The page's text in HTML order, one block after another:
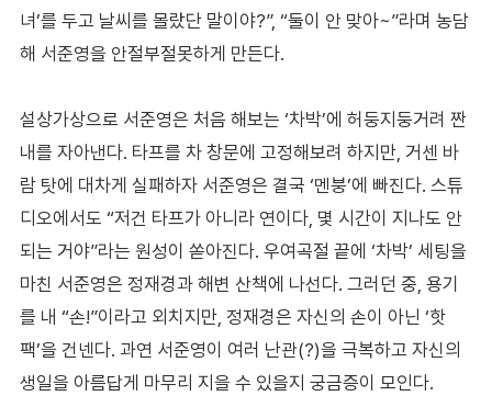
녀’를 두고 날씨를 몰랐단 말이야?”, “둘이 안 맞아~”라며 농담
해 서준영을 안절부절못하게 만든다.
설상가상으로 서준영은 처음 해보는 ‘차박’에 허둥지둥거려 짠
내를 자아낸다. 타프를 차 창문에 고정해보려 하지만, 거센 바
람 탓에 대차게 실패하자 서준영은 결국 ‘멘붕’에 빠진다. 스튜
디오에서도 “저건 타프가 아니라 연이다, 몇 시간이 지나도 안
되는 거야”라는 원성이 쏟아진다. 우여곡절 끝에 ‘차박’ 세팅을
마친 서준영은 정재경과 해변 산책에 나선다. 그러던 중, 용기
를 내 “손!”이라고 외치지만, 정재경은 자신의 손이 아닌 ‘핫
팩’을 건넨다. 과연 서준영이 여러 난관(?)을 극복하고 자신의
생일을 아름답게 마무리 지을 수 있을지 궁금증이 모인다.